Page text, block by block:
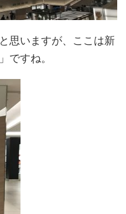
と思いますが、ここは新
」ですね。